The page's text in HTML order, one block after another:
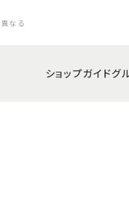
なる
ショップガイドグ